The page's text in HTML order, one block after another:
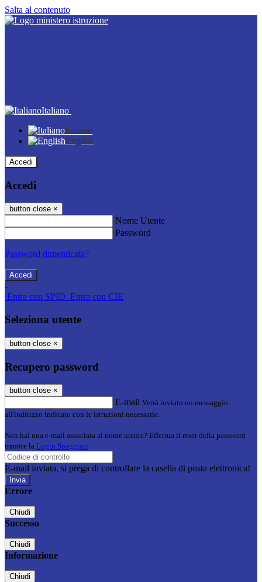
Salta al contenuto
Italiano
Italiano
English
Accedi
Accedi
button close ×
Nome Utente
Password
Password dimenticata?
-
Entra con SPID Entra con CIE
Seleziona utente
button close ×
Recupero password
button close ×
E-mail Verrà inviato un messaggio
all'indirizzo indicato con le istruzioni necessarie.
Non hai una e-mail associata al nome utente? Effettua il reset della password
tramite la Login Spaggiari
E-mail inviata, si prega di controllare la casella di posta elettronica!
Errore
Chiudi
Successo
Chiudi
Informazione
Chiudi